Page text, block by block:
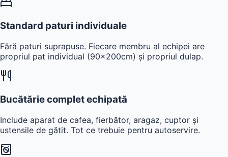
Standard paturi individuale
Fără paturi suprapuse. Fiecare membru al echipei are
propriul pat individual (90x200cm) și propriul dulap.
Bucătărie complet echipată
Include aparat de cafea, fierbător, aragaz, cuptor și
ustensile de gătit. Tot ce trebuie pentru autoservire.